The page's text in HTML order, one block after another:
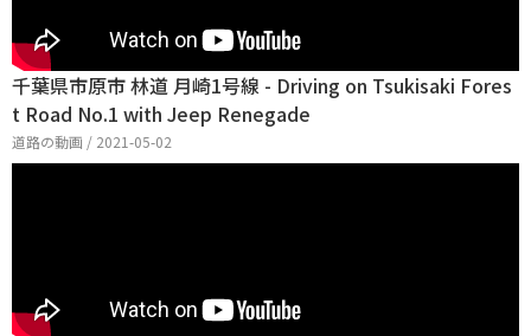
千葉県市原市 林道 月崎1号線 - Driving on Tsukisaki Fores
t Road No.1 with Jeep Renegade
道路の動画 / 2021-05-02